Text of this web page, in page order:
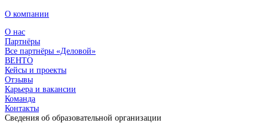
О компании
О нас
Партнёры
Все партнёры «Деловой»
ВЕНТО
Кейсы и проекты
Отзывы
Карьера и вакансии
Команда
Контакты
Сведения об образовательной организации